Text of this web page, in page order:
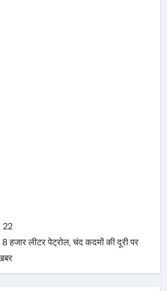
22
8 हजार लीटर पेट्रोल, चंद कदमों की दूरी पर